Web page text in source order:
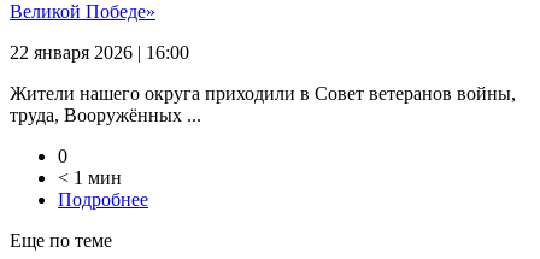
Великой Победе»
22 января 2026 | 16:00
Жители нашего округа приходили в Совет ветеранов войны,
труда, Вооружённых ...
0
< 1 мин
Подробнее
Еще по теме